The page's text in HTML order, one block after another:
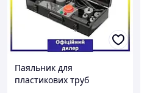
Паяльник для
пластикових труб